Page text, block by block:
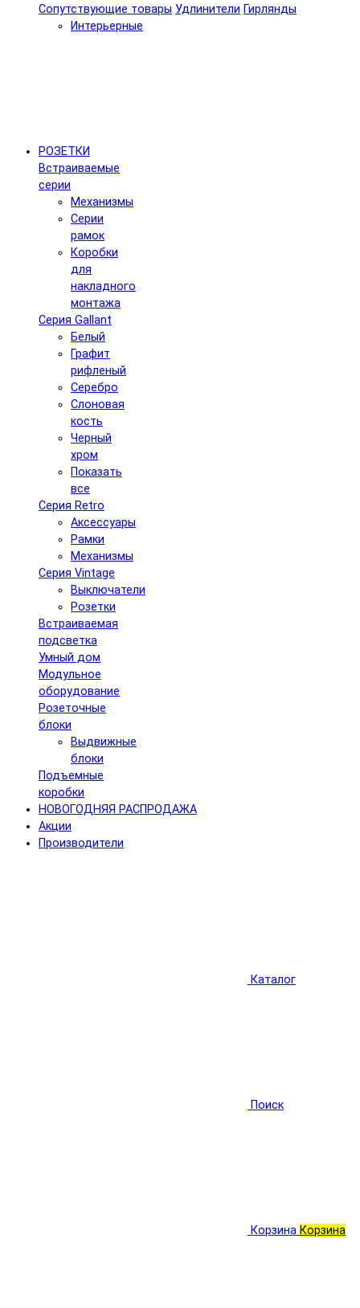
Сопутствующие товары Удлинители Гирлянды
Интерьерные
РОЗЕТКИ
Встраиваемые
серии
Механизмы
Серии
рамок
Коробки
для
накладного
монтажа
Серия Gallant
Белый
Графит
рифленый
Серебро
Слоновая
кость
Черный
хром
Показать
все
Серия Retro
Аксессуары
Рамки
Механизмы
Серия Vintage
Выключатели
Розетки
Встраиваемая
подсветка
Умный дом
Модульное
оборудование
Розеточные
блоки
Выдвижные
блоки
Подъемные
коробки
НОВОГОДНЯЯ РАСПРОДАЖА
Акции
Производители
Каталог
Поиск
Корзина Корзина